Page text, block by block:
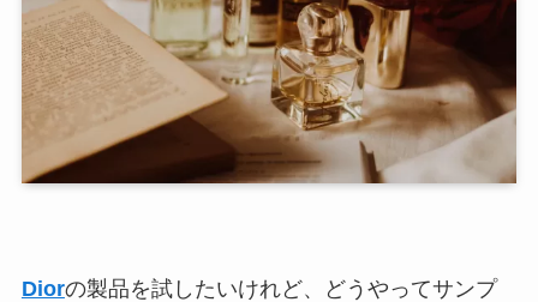
Diorの製品を試したいけれど、どうやってサンプ